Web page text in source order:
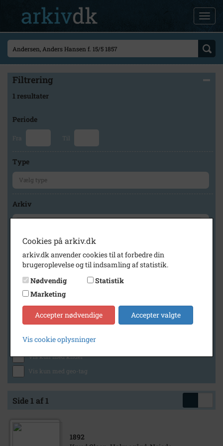
Filtrering
1 resultater
Periode
Fra Til
Type
Arkiv
Geografi
Generelt
Vis kun med billeder
Vis kun med lydklip
Vis kun med kilder
Vis kun med geo-tag
Side 1 af 1
1892
Cookies på arkiv.dk
arkiv.dk anvender cookies til at forbedre din
brugeroplevelse og til indsamling af statistik.
Nødvendig
Statistik
Marketing
Accepter nødvendige Accepter valgte
Vis cookie oplysninger